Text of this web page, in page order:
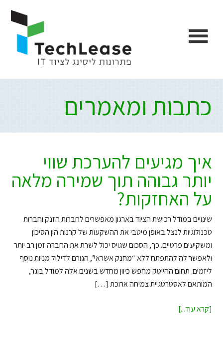
links
הראשי
כתבות ומאמרים
איך מגיעים להערכת שווי
יותר גבוהה תוך שמירה מלאה
על האחזקות?
שינויים במודל רכישת הציוד בארגון מאפשרים לחברות הזנק וחברות
טכנולוגיות לנצל באופן מיטבי את ההשקעות של קרנות הון הסיכון
ומשקיעים פרטיים. כך, הסכום שגויס יכול לשרת את החברה זמן רב יותר
ולאפשר לה להתפתח ללא “מחנק אשראי”, הגורם לדילול מניות נוסף
ליזמים. תחום ההייטק מחפש כיוון מחדש בשנים אלה למודל בוגר,
המותאם לאסטרטגיית צמיחה ארוכת […]
[קרא עוד...]